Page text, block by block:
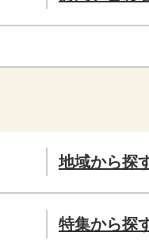
地域から探
特集から探